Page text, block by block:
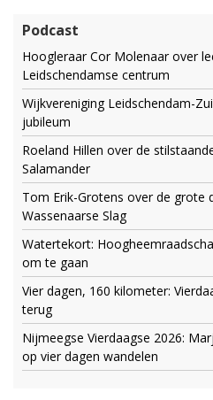
Podcast
Hoogleraar Cor Molenaar over
Leidschendamse centrum
Wijkvereniging Leidschendam-
jubileum
Roeland Hillen over de
Salamander
Tom Erik-Grotens over de grote
Wassenaarse Slag
Watertekort:
om te gaan
Vier dagen, 160 kilometer:
terug
Nijmeegse Vierdaagse 2026:
op vier dagen wandelen